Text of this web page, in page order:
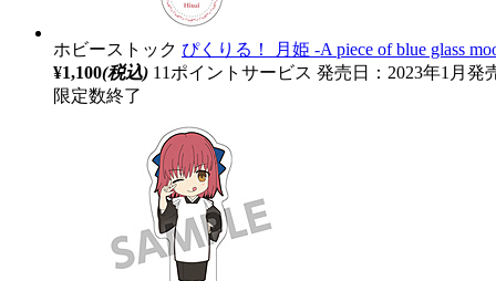
ホビーストック ぴくりる！ 月姫 ‐A piece of blue glass
¥1,100(税込) 11ポイントサービス 発売日：2023年1月発
限定数終了